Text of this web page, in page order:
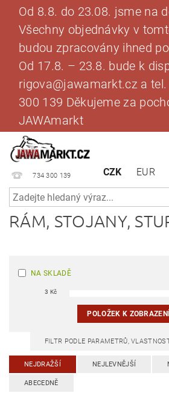
Od 8.8. do 23.08. jsme na
Všechny objednávky v
budou zpracovány ihned
Od 17.8. – 23.8. bude k
rigova@jawamarkt.cz a
300 139 Děkujeme za
JAWAmarkt
734 300 139 CZK EUR
RÁM, STOJANY,
NA SKLADĚ
3 Kč
POLOŽEK K
FILTR PODLE PARAMETRŮ,
NEJDRAŽŠÍ NEJLEVNĚJŠÍ
ABECEDNĚ